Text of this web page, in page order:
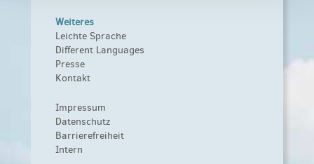
Weiteres
Leichte Sprache
Different Languages
Presse
Kontakt
Impressum
Datenschutz
Barrierefreiheit
Intern